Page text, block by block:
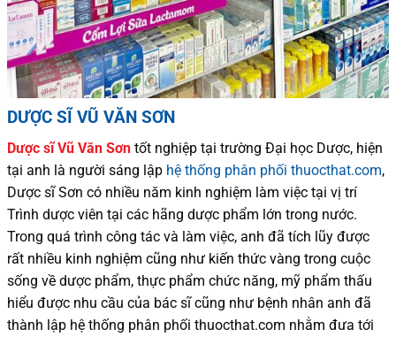
DƯỢC SĨ VŨ VĂN SƠN
Dược sĩVũ Văn Sơn tốt nghiệp tại trường Đại học Dược, hiện
tại anh là người sáng lập hệ thống phân phối thuocthat.com,
Dược sĩSơn có nhiều năm kinh nghiệm làm việc tại vị trí
Trình dược viên tại các hãng dược phẩm lớn trong nước.
Trong quá trình công tác và làm việc, anh đã tích lũy được
rất nhiều kinh nghiệm cũng như kiến thức vàng trong cuộc
sống về dược phẩm, thực phẩm chức năng, mỹ phẩm thấu
hiểu được nhu cầu của bác sĩcũng như bệnh nhân anh đã
thành lập hệ thống phân phối thuocthat.com nhằm đưa tới